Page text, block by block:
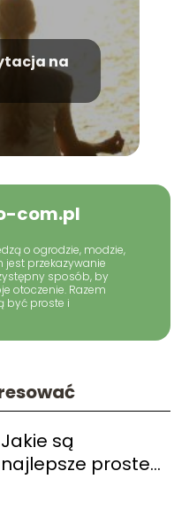
na
com.pl
o ogrodzie, modzie,
jest przekazywanie
sposób, by
otoczenie. Razem
być proste i
Jakie są
najlepsze proste